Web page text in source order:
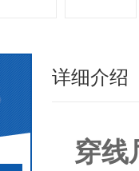
详细介绍
穿线